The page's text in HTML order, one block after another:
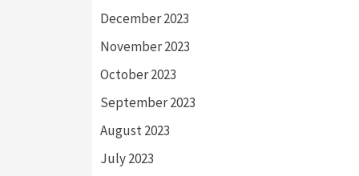
December 2023
November 2023
October 2023
September 2023
August 2023
July 2023